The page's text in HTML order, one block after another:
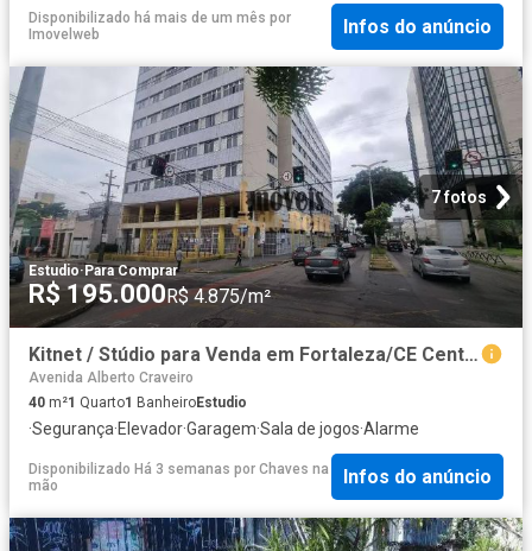
Disponibilizado há mais de um mês por
Imovelweb
Infos do anúncio
7 fotos
Estudio· Para Comprar
R$ 195.000R$ 4.875/m²
Kitnet / Stúdio para Venda em Fortaleza/CE Centro 1 Quartos
Avenida Alberto Craveiro
40 m²1 Quarto1 BanheiroEstudio
·Segurança·Elevador·Garagem·Sala de jogos·Alarme
Disponibilizado Há 3 semanas por Chaves na
mão
Infos do anúncio